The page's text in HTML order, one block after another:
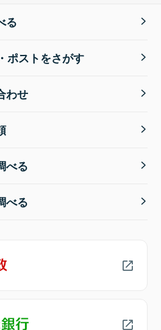
る
ポストをさがす
わせ
べる
べる